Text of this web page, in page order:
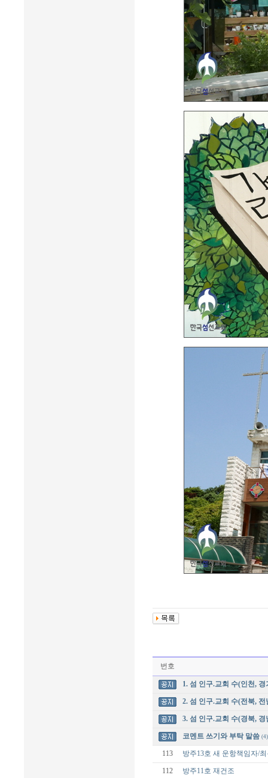
번호
1. 섬 인구.교회 수(인천, 경
2. 섬 인구.교회 수(전북, 전
3. 섬 인구.교회 수(경북, 경
코멘트 쓰기와 부탁 말씀 (4)
113 방주13호 새 운항책임자/
112 방주11호 재건조